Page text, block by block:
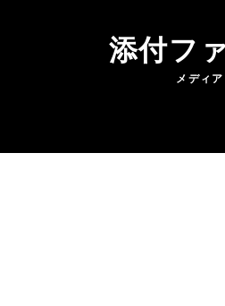
添付フ
メディア